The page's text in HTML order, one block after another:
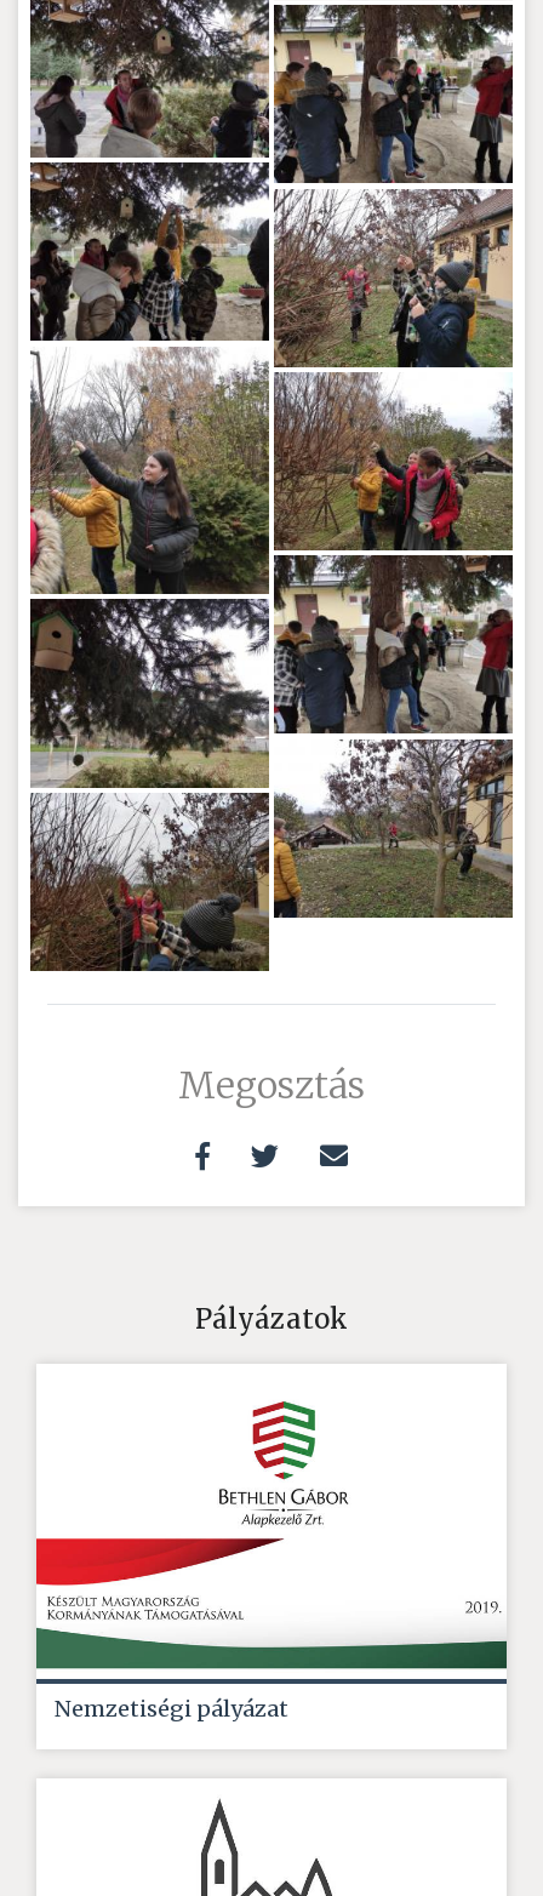
Megosztás
Pályázatok
Nemzetiségi pályázat